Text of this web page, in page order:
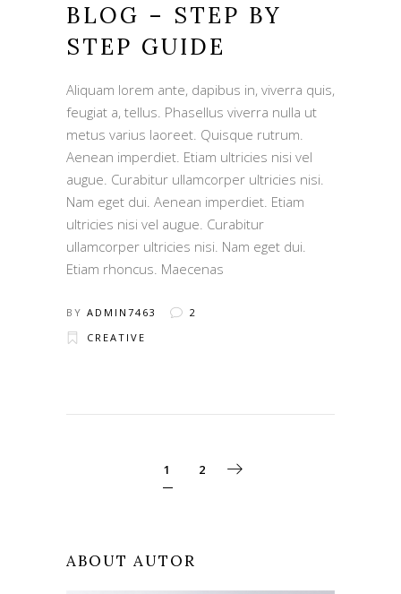
BLOG – STEP BY
STEP GUIDE
Aliquam lorem ante, dapibus in, viverra quis,
feugiat a, tellus. Phasellus viverra nulla ut
metus varius laoreet. Quisque rutrum.
Aenean imperdiet. Etiam ultricies nisi vel
augue. Curabitur ullamcorper ultricies nisi.
Nam eget dui. Aenean imperdiet. Etiam
ultricies nisi vel augue. Curabitur
ullamcorper ultricies nisi. Nam eget dui.
Etiam rhoncus. Maecenas
BY ADMIN7463
2
CREATIVE
1 2
ABOUT AUTOR